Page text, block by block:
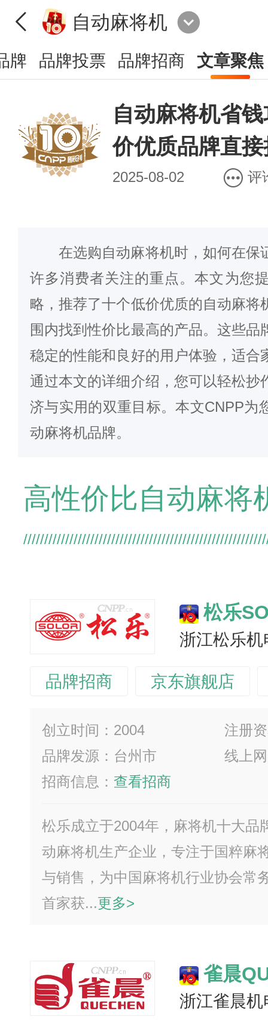
自动麻将机
牌 品牌投票 品牌招商 文章聚焦
自动麻将机省
价优质品牌直
2025-08-02 评
在选购自动麻将机时，如何在保
许多消费者关注的重点。本文为您
略，推荐了十个低价优质的自动麻将
围内找到性价比最高的产品。这些品
稳定的性能和良好的用户体验，适合
通过本文的详细介绍，您可以轻松抄
济与实用的双重目标。本文CNPP为
动麻将机品牌。
高性价比自动麻将
松乐
浙江松乐
品牌招商 京东旗舰店
创立时间：2004
注册
品牌发源：台州市
线上
招商信息： 查看招商
松乐成立于2004年，麻将机十大品
动麻将机生产企业，专注于国粹麻
与销售，为中国麻将机行业协会常
首家获...更多>
雀晨
浙江雀晨